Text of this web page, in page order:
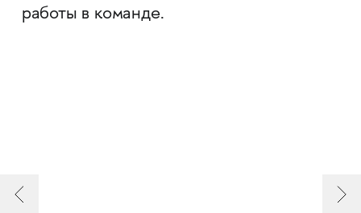
работы в команде.